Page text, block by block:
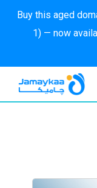
Buy this aged
1) — now